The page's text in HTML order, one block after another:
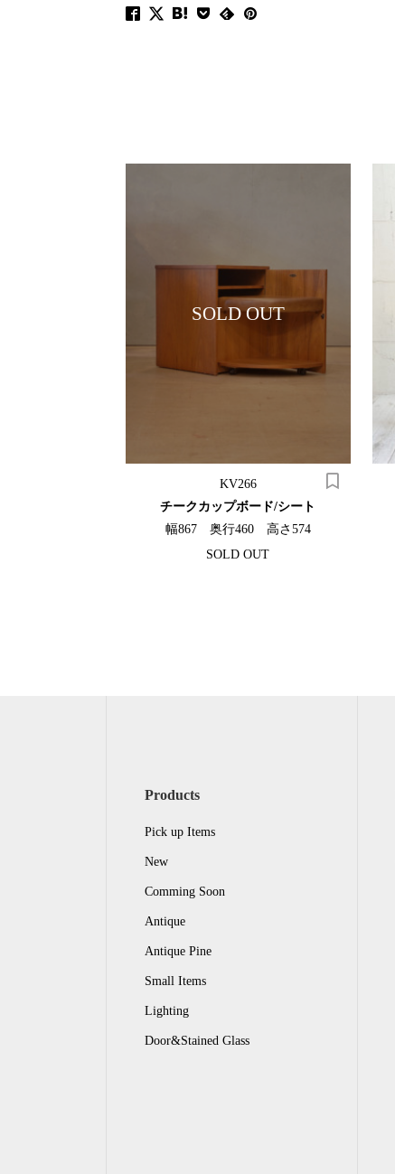
SOLD OUT
KV266
チークカップボード/シート
幅867 奥行460 高さ574
SOLD OUT
Products
Pick up Items
New
Comming Soon
Antique
Antique Pine
Small Items
Lighting
Door&Stained Glass